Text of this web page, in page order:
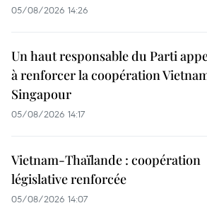
05/08/2026 14:26
Un haut responsable du Parti
à renforcer la coopération
Singapour
05/08/2026 14:17
Vietnam-Thaïlande : coopération
législative renforcée
05/08/2026 14:07